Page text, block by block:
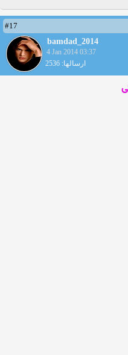
#17
bamdad_2014
4 Jan 2014 03:37
ارسالها: 2536